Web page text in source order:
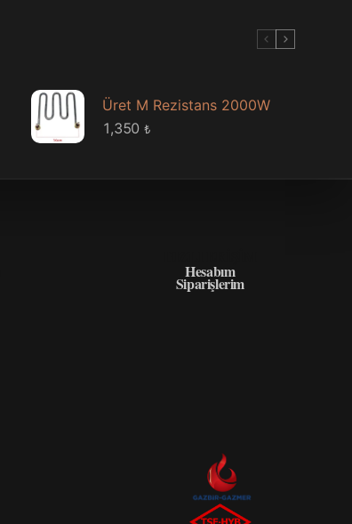
Üret M Rezistans 2000W
1,350 ₺
Hesabım
Siparişlerim